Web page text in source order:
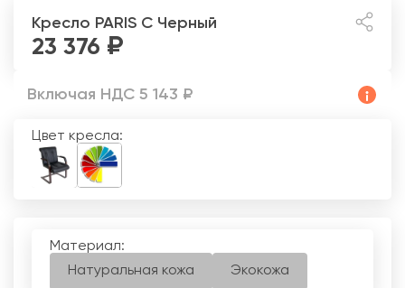
Кресло PARIS С Черный
23 376
Включая НДС 5 143 ₽
Цвет кресла:
Материал:
Натуральная кожа
Экокожа